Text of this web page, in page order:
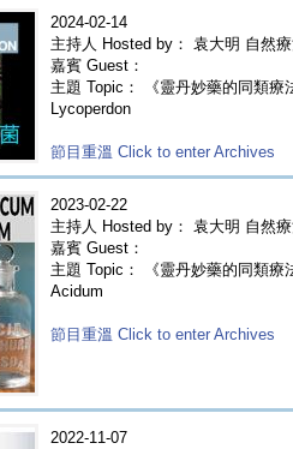
2024-02-14
主持人 Hosted by： 袁大明 自然
嘉賓 Guest：
主題 Topic： 《靈丹妙藥的同類
Lycoperdon
節目重溫 Click to enter Archives
2023-02-22
主持人 Hosted by： 袁大明 自然
嘉賓 Guest：
主題 Topic： 《靈丹妙藥的同類
Acidum
節目重溫 Click to enter Archives
2022-11-07